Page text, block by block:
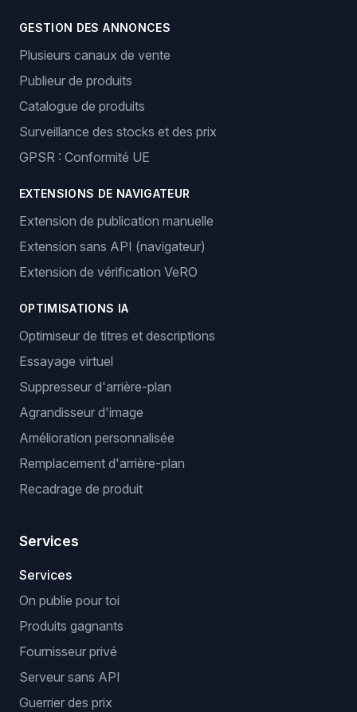
GESTION DES ANNONCES
Plusieurs canaux de vente
Publieur de produits
Catalogue de produits
Surveillance des stocks et des prix
GPSR : Conformité UE
EXTENSIONS DE NAVIGATEUR
Extension de publication manuelle
Extension sans API (navigateur)
Extension de vérification VeRO
OPTIMISATIONS IA
Optimiseur de titres et descriptions
Essayage virtuel
Suppresseur d'arrière-plan
Agrandisseur d'image
Amélioration personnalisée
Remplacement d'arrière-plan
Recadrage de produit
Services
Services
On publie pour toi
Produits gagnants
Fournisseur privé
Serveur sans API
Guerrier des prix